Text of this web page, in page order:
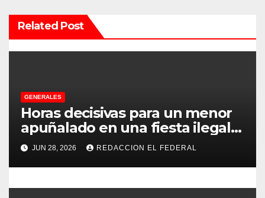
ó
n
e
e
n
t
r
Related Post
GENERALES
Horas decisivas para un menor
apuñalado en una fiesta ilegal
con más de 500 asistentes en
Chilecito
JUN 28, 2026 REDACCION EL FEDERAL